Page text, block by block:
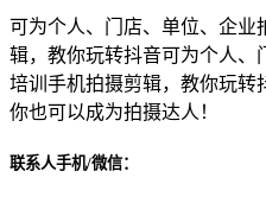
可为个人、门店、单位、企业
辑，教你玩转抖音可为个人、
培训手机拍摄剪辑，教你玩转
你也可以成为拍摄达人！
联系人手机/微信：